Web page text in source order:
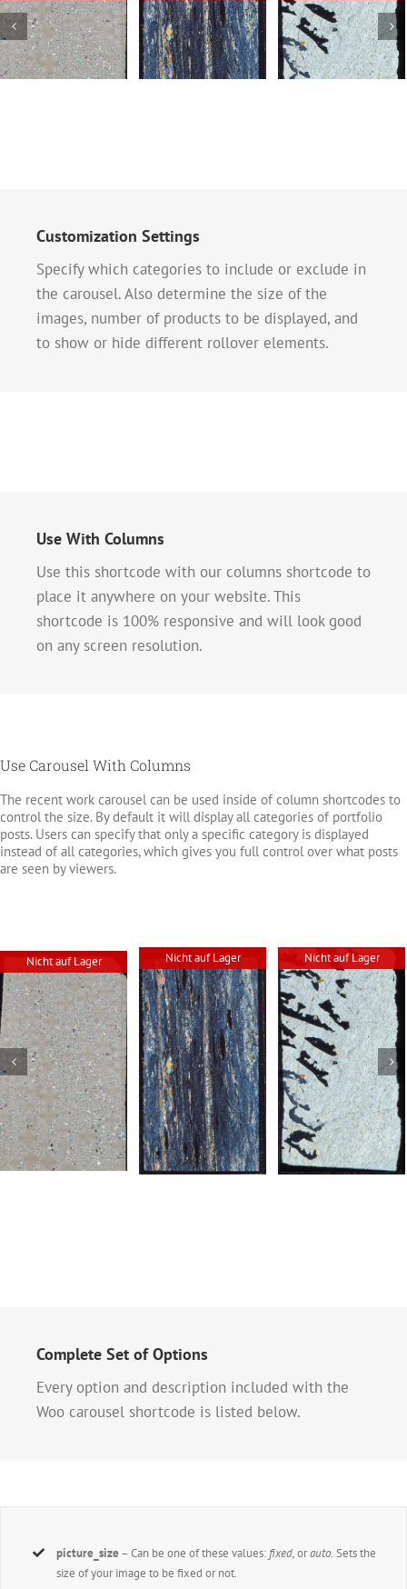
Abgedeckter
Dünnschliff –
Grünschiefer
Abgedeckter
Dünnschliff –
Schriftgranit
Abgedeckter
Dünnschliff –
Labradorit
Customization Settings
Specify which categories to include or exclude in
the carousel. Also determine the size of the
images, number of products to be displayed, and
to show or hide different rollover elements.
Use With Columns
Use this shortcode with our columns shortcode to
place it anywhere on your website. This
shortcode is 100% responsive and will look good
on any screen resolution.
Use Carousel With Columns
The recent work carousel can be used inside of column shortcodes to
control the size. By default it will display all categories of portfolio
posts. Users can specify that only a specific category is displayed
instead of all categories, which gives you full control over what posts
are seen by viewers.
Nicht auf Lager Nicht auf Lager
Abgedeckter
Dünnschliff –
Grünschiefer
Nicht auf Lager
Abgedeckter
Dünnschliff –
Schriftgranit
Abgedeckter
Dünnschliff –
Labradorit
Complete Set of Options
Every option and description included with the
Woo carousel shortcode is listed below.
picture_size – Can be one of these values: fixed,orauto. Sets the
size of your image to be fixed or not.